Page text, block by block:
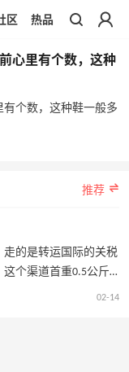
区 热品
心里有个数，这种
有个数，这种鞋一般多
推荐
走的是转运国际的关税
个渠道首重0.5公斤
02-14